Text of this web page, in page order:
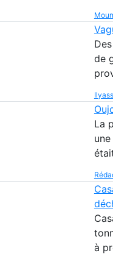
de
La
à